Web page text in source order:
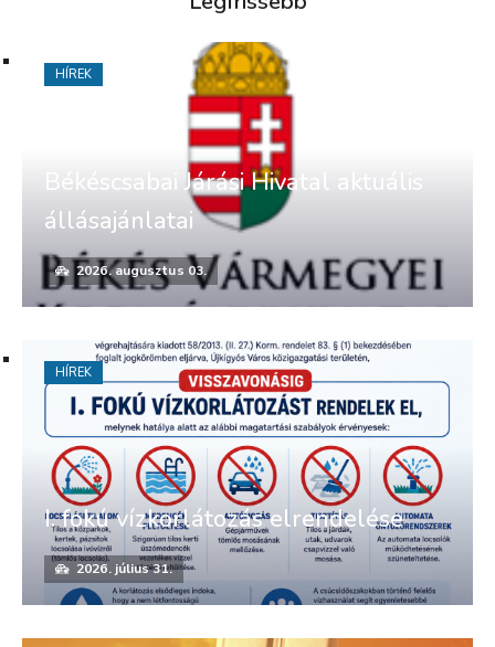
Békéscsabai Járási Hivatal aktuális
állásajánlatai
2026. augusztus 03.
HÍREK
I. fokú vízkorlátozás elrendelése
2026. július 31.
HÍREK